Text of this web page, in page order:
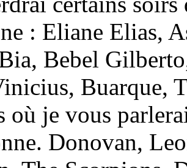
: Eliane Elias,
Bebel
Buarque,
où je vous
Donovan,